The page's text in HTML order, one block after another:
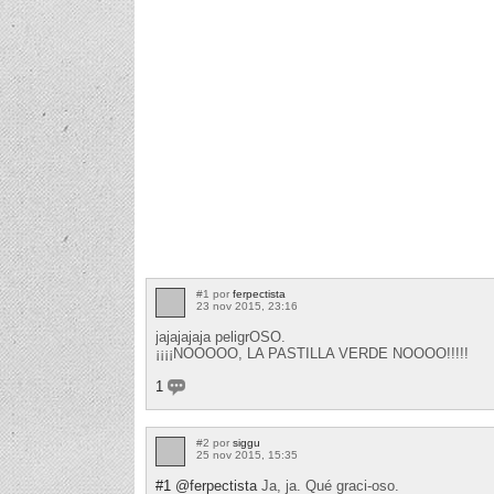
#1 por ferpectista
23 nov 2015, 23:16
jajajajaja peligrOSO.
¡¡¡¡NOOOOO, LA PASTILLA VERDE NOOOO!!!!!
1
#2 por siggu
25 nov 2015, 15:35
#1 @ferpectista Ja, ja. Qué graci-oso.